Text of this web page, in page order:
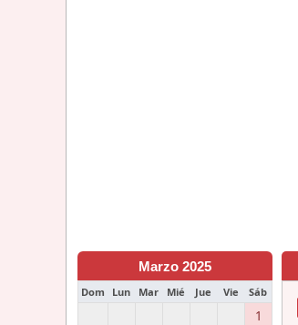
Marzo 2025
Dom Lun Mar Mié Jue Vie Sáb
1